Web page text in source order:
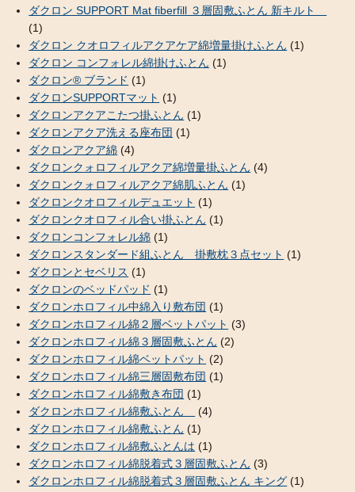
ダクロン SUPPORT Mat fiberfill ３層固敷ふとん 新キルト
(1)
ダクロン クオロフィルアクアケア綿増量掛けふとん (1)
ダクロン コンフォレル綿掛けふとん (1)
ダクロン® ブランド (1)
ダクロンSUPPORTマット (1)
ダクロンアクアこたつ掛ふとん (1)
ダクロンアクア洗える座布団 (1)
ダクロンアクア綿 (4)
ダクロンクォロフィルアクア綿増量掛ふとん (4)
ダクロンクォロフィルアクア綿肌ふとん (1)
ダクロンクオロフィルデュエット (1)
ダクロンクオロフィル合い掛ふとん (1)
ダクロンコンフォレル綿 (1)
ダクロンスタンダード組ふとん 掛敷枕３点セット (1)
ダクロンとセベリス (1)
ダクロンのベッドパッド (1)
ダクロンホロフィル中綿入り敷布団 (1)
ダクロンホロフィル綿２層ベットパット (3)
ダクロンホロフィル綿３層固敷ふとん (2)
ダクロンホロフィル綿ベットパット (2)
ダクロンホロフィル綿三層固敷布団 (1)
ダクロンホロフィル綿敷き布団 (1)
ダクロンホロフィル綿敷ふとん
(4)
ダクロンホロフィル綿敷ふとん (1)
ダクロンホロフィル綿敷ふとんは (1)
ダクロンホロフィル綿脱着式３層固敷ふとん (3)
ダクロンホロフィル綿脱着式３層固敷ふとん キング (1)